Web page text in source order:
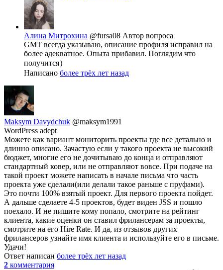
Алина Митрохина @fursa08 Автор вопроса
GMT всегда указываю, описание профиля исправил на
более адекватное. Опыта прибавил. Поглядим что
получится）
Написано более трёх лет назад
Maksym Davydchuk @maksym1991
WordPress adept
Можете как вариант мониторить проекты где все детально и
длинно описано. Зачастую если у такого проекта не высокий
бюджет, многие его не дочитываю до конца и отправляют
стандартный ковер, или не отправляют вовсе. При подаче на
такой проект можете написать в начале письма что часть
проекта уже сделали(или делали такое раньше с пруфами).
Это почти 100% взятый проект. Для первого проекта пойдет.
А дальше сделаете 4-5 проектов, будет виден JSS и пошло
поехало. И не пишите кому попало, смотрите на рейтинг
клиента, какие оценки он ставил фрилансерам за проекты,
смотрите на его Hire Rate. И да, из отзывов других
фрилансеров узнайте имя клиента и используйте его в письме.
Удачи!
Ответ написан более трёх лет назад
2 комментария